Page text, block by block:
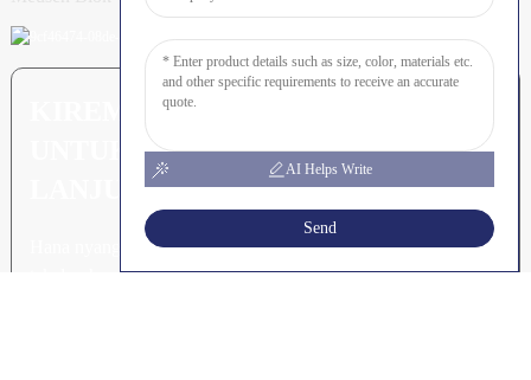
KIREM PERTANYAAN: SIAP
UNTUK MEURUNOE LEUBEH
Hana nyang leubeh jroh nibak
takalon hasee akhe.
AI Helps Write
Send